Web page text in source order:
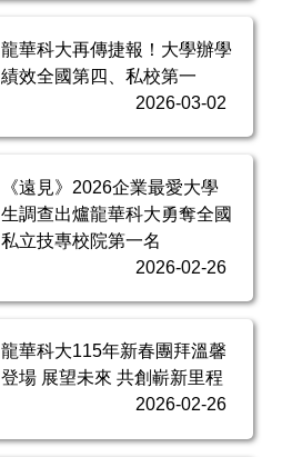
龍華科大再傳捷報！大學辦學
績效全國第四、私校第一
2026-03-02
《遠見》2026企業最愛大學
生調查出爐龍華科大勇奪全國
私立技專校院第一名
2026-02-26
龍華科大115年新春團拜溫馨
登場 展望未來 共創嶄新里程
2026-02-26